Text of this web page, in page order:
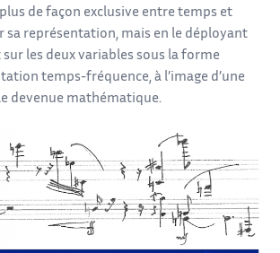
de façon exclusive entre temps et
sa représentation, mais en le déployant
les deux variables sous la forme
temps-fréquence, à l’image d’une
devenue mathématique.